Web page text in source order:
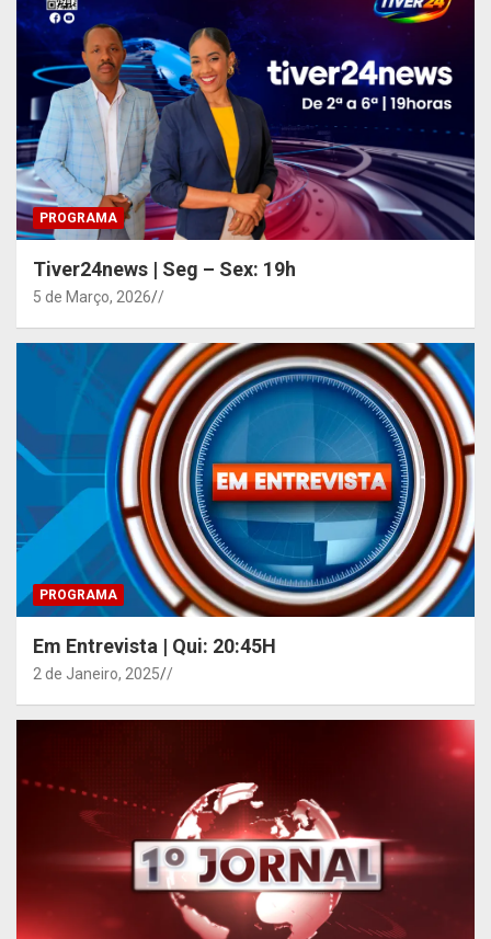
PROGRAMA
Tiver24news | Seg – Sex: 19h
5 de Março, 2026 /
PROGRAMA
Em Entrevista | Qui: 20:45H
2 de Janeiro, 2025 /